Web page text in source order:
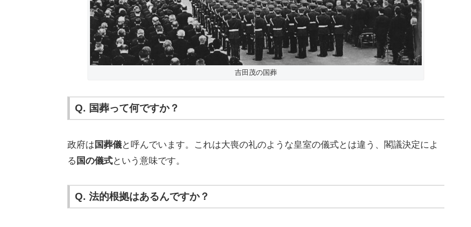
吉田茂の国葬
Q. 国葬って何ですか？
政府は 国葬儀と呼んでいます。これは大喪の礼のような皇室の儀式とは違う、閣議決定によ
る 国の儀式という意味です。
Q. 法的根拠はあるんですか？